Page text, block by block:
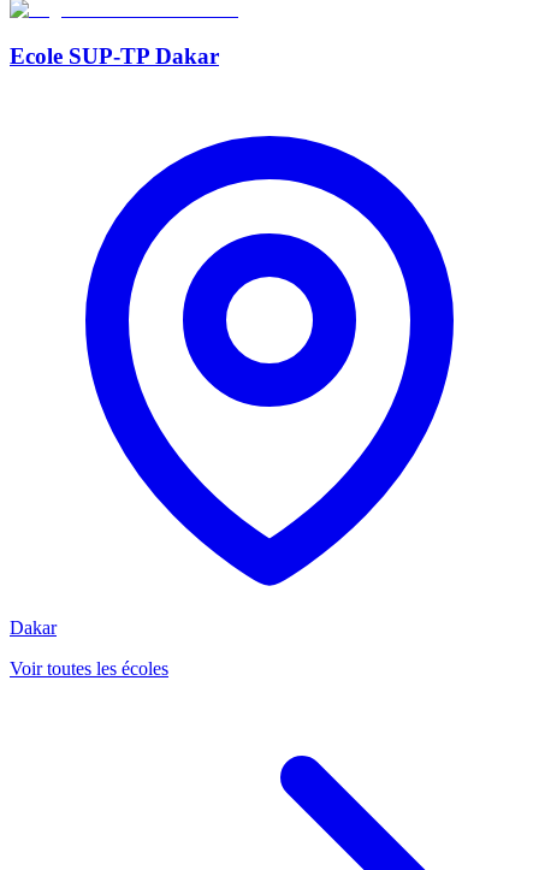
Ecole SUP-TP Dakar
Dakar
Voir toutes les écoles